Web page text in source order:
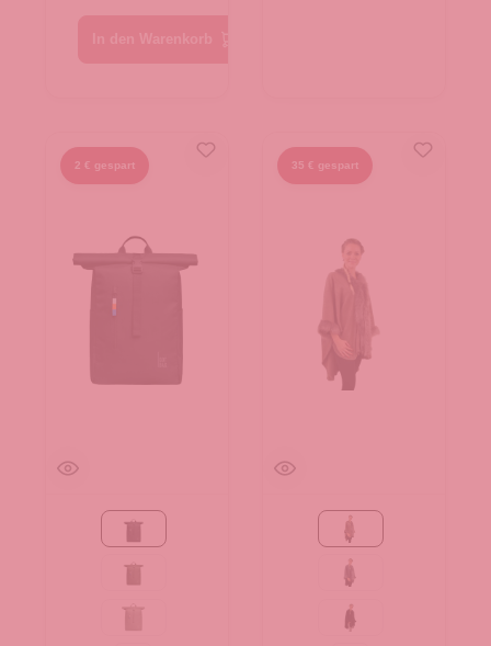
2 € gespart 35 € gespart
Taupe
grau
schwarz